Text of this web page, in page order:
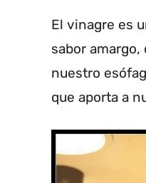
El vinagre es
sabor
nuestro
que aporta a